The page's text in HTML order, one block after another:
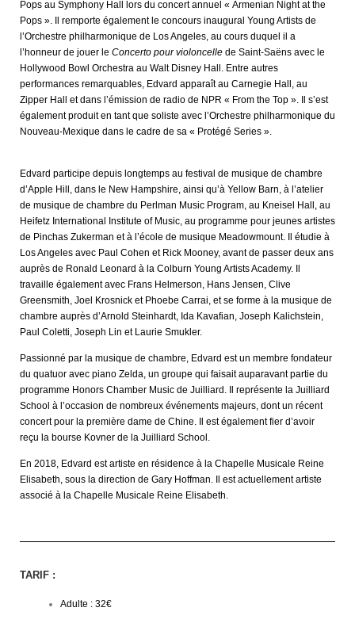
Pops au Symphony Hall lors du concert annuel « Armenian Night at the
Pops ». Il remporte également le concours inaugural Young Artists de
l’Orchestre philharmonique de Los Angeles, au cours duquel il a
l’honneur de jouer le Concerto pour violoncelle de Saint-Saëns avec le
Hollywood Bowl Orchestra au Walt Disney Hall. Entre autres
performances remarquables, Edvard apparaît au Carnegie Hall, au
Zipper Hall et dans l’émission de radio de NPR « From the Top ». Il s’est
également produit en tant que soliste avec l’Orchestre philharmonique du
Nouveau-Mexique dans le cadre de sa « Protégé Series ».
Edvard participe depuis longtemps au festival de musique de chambre
d’Apple Hill, dans le New Hampshire, ainsi qu’à Yellow Barn, à l’atelier
de musique de chambre du Perlman Music Program, au Kneisel Hall, au
Heifetz International Institute of Music, au programme pour jeunes artistes
de Pinchas Zukerman et à l’école de musique Meadowmount. Il étudie à
Los Angeles avec Paul Cohen et Rick Mooney, avant de passer deux ans
auprès de Ronald Leonard à la Colburn Young Artists Academy. Il
travaille également avec Frans Helmerson, Hans Jensen, Clive
Greensmith, Joel Krosnick et Phoebe Carrai, et se forme à la musique de
chambre auprès d’Arnold Steinhardt, Ida Kavafian, Joseph Kalichstein,
Paul Coletti, Joseph Lin et Laurie Smukler.
Passionné par la musique de chambre, Edvard est un membre fondateur
du quatuor avec piano Zelda, un groupe qui faisait auparavant partie du
programme Honors Chamber Music de Juilliard. Il représente la Juilliard
School à l’occasion de nombreux événements majeurs, dont un récent
concert pour la première dame de Chine. Il est également fier d’avoir
reçu la bourse Kovner de la Juilliard School.
En 2018, Edvard est artiste en résidence à la Chapelle Musicale Reine
Elisabeth, sous la direction de Gary Hoffman. Il est actuellement artiste
associé à la Chapelle Musicale Reine Elisabeth.
TARIF :
Adulte : 32€